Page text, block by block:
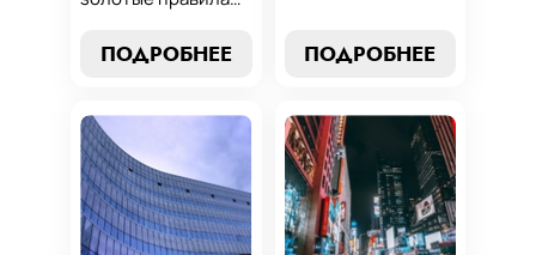
и узнайте, как
вариант,
разработать
стратегию
погашения и
обеспечить свою
финансовую
ПОДРОБНЕЕ
выбрать лучший
микрозайм,
стратегии
погашения и
обеспечить себе
финансовую
стабильность. Ваш
ключ к умным
ПОДРОБНЕЕ